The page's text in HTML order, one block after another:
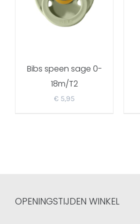
Bibs speen sage 0-
18m/T2
€ 5,95
OPENINGSTIJDEN WINKEL